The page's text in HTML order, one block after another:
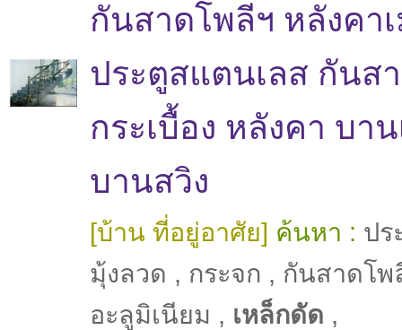
กันสาดโพลีฯ หลังคา
ประตูสแตนเลส กันส
กระเบื้อง หลังคา บา
บานสวิง
[บ้าน ที่อยู่อาศัย] ค้นหา : ปร
มุ้งลวด , กระจก , กันสาดโพ
อะลูมิเนียม , เหล็กดัด ,